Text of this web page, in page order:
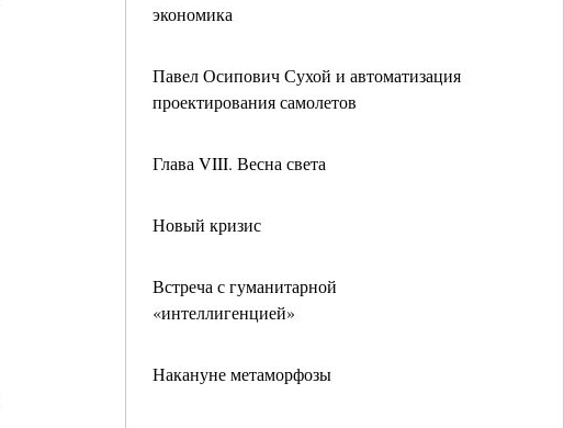
экономика
Павел Осипович Сухой и автоматизация
проектирования самолетов
Глава VIII. Весна света
Новый кризис
Встреча с гуманитарной
«интеллигенцией»
Накануне метаморфозы